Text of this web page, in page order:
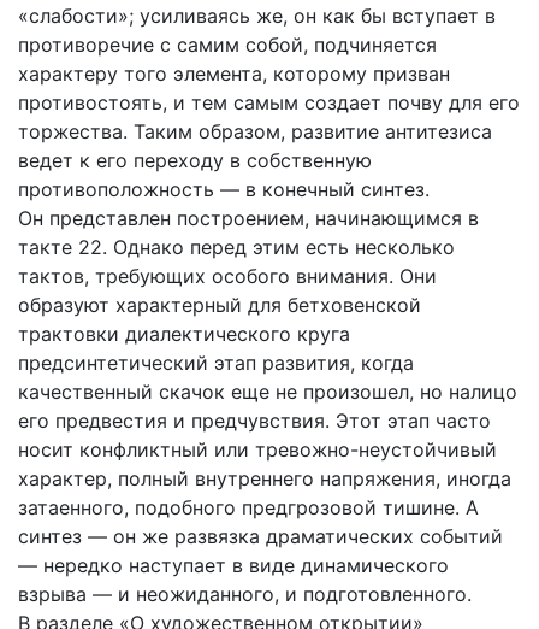
«слабости»; усиливаясь же, он как бы вступает в
противоречие с самим собой, подчиняется
характеру того элемента, которому призван
противостоять, и тем самым создает почву для его
торжества. Таким образом, развитие антитезиса
ведет к его переходу в собственную
противоположность — в конечный синтез.
Он представлен построением, начинающимся в
такте 22. Однако перед этим есть несколько
тактов, требующих особого внимания. Они
образуют характерный для бетховенской
трактовки диалектического круга
предсинтетический этап развития, когда
качественный скачок еще не произошел, но налицо
его предвестия и предчувствия. Этот этап часто
носит конфликтный или тревожно-неустойчивый
характер, полный внутреннего напряжения, иногда
затаенного, подобного предгрозовой тишине. А
синтез — он же развязка драматических событий
— нередко наступает в виде динамического
взрыва — и неожиданного, и подготовленного.
В разделе «О художественном открытии»